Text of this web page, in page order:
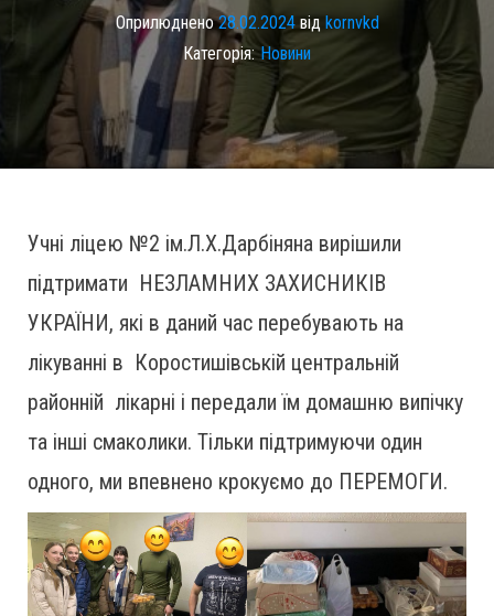
Оприлюднено28.02.2024 від kornvkd
Категорія: Новини
Учні ліцею №2 ім.Л.Х.Дарбіняна вирішили
підтримати НЕЗЛАМНИХ ЗАХИСНИКІВ
УКРАЇНИ, які в даний час перебувають на
лікуванні в Коростишівській центральній
районній лікарні і передали їм домашню випічку
та інші смаколики. Тільки підтримуючи один
одного, ми впевнено крокуємо до ПЕРЕМОГИ.